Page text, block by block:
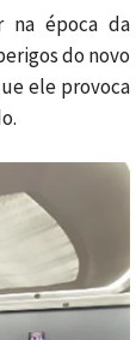
na época da
do novo
ele provoca